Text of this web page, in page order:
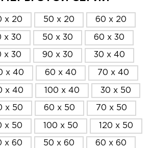
x 20 50 x 20 60 x 20
x 30 50 x 30 60 x 30
x 30 90 x 30 30 x 40
x 40 60 x 40 70 x 40
x 40 100 x 40 30 x 50
x 50 60 x 50 70 x 50
x 50 100 x 50 120 x 50
x 60 50 x 60 60 x 60